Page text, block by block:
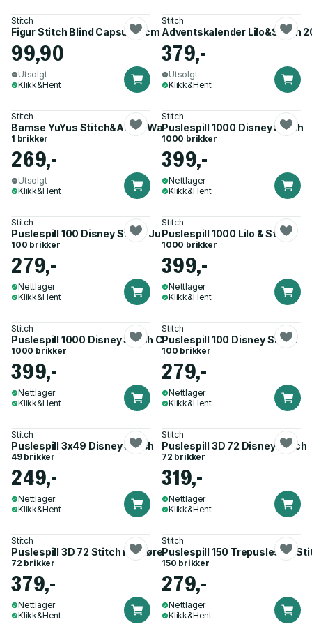
Stitch
Figur Stitch Blind Capsule 5cm ass.
99,90
Utsolgt
Klikk&Hent
Stitch
Adventskalender Lilo&Stitch
379,-
Utsolgt
Klikk&Hent
Stitch
Bamse YuYus Stitch&Angel Wave 2, 12 cm
1 brikker
269,-
Utsolgt
Klikk&Hent
Stitch
Puslespill 1000 Disney Stitch
1000 brikker
399,-
Nettlager
Klikk&Hent
Stitch
Puslespill 100 Disney Stitch Jul
100 brikker
279,-
Nettlager
Klikk&Hent
Stitch
Puslespill 1000 Lilo & Stitch
1000 brikker
399,-
Nettlager
Klikk&Hent
Stitch
Puslespill 1000 Disney Stitch Challenge
1000 brikker
399,-
Nettlager
Klikk&Hent
Stitch
Puslespill 100 Disney Stitch
100 brikker
279,-
Nettlager
Klikk&Hent
Stitch
Puslespill 3x49 Disney Stitch
49 brikker
249,-
Nettlager
Klikk&Hent
Stitch
Puslespill 3D 72 Disney Stitch
72 brikker
319,-
Nettlager
Klikk&Hent
Stitch
Puslespill 3D 72 Stitch med ører
72 brikker
379,-
Nettlager
Klikk&Hent
Stitch
Puslespill 150 Trepuslespill
150 brikker
279,-
Nettlager
Klikk&Hent